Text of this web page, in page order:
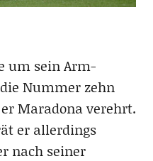
um sein Arm-
Nummer zehn
Maradona verehrt.
er allerdings
nach seiner